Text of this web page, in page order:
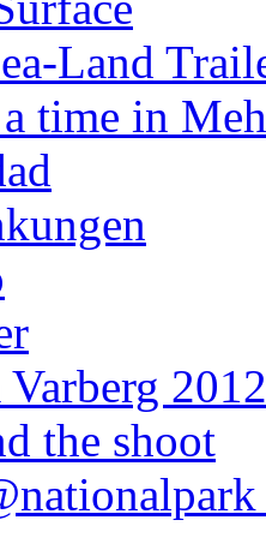
Land
time in
2012
the shoot